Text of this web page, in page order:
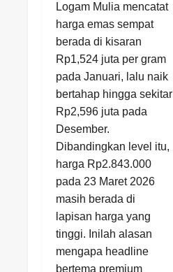
Logam Mulia mencatat
harga emas sempat
berada di kisaran
Rp1,524 juta per gram
pada Januari, lalu naik
bertahap hingga sekitar
Rp2,596 juta pada
Desember.
Dibandingkan level itu,
harga Rp2.843.000
pada 23 Maret 2026
masih berada di
lapisan harga yang
tinggi. Inilah alasan
mengapa headline
bertema premium